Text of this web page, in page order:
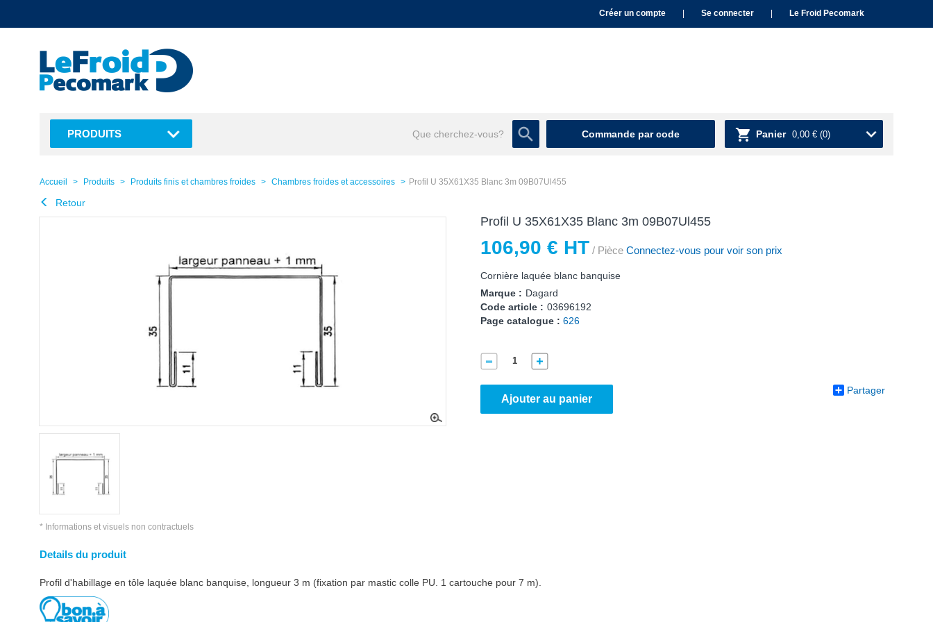
Créer un compte Se connecter Le Froid Pecomark
Commande par code Panier 0,00 € (0)
PRODUITS
Accueil Produits Produits finis et chambres froides Chambres froides et accessoires Profil U 35X61X35 Blanc 3m 09B07Ul455
Retour
* Informations et visuels non contractuels
Details du produit
Profil U 35X61X35 Blanc 3m 09B07Ul455
106,90 € HT / Pièce Connectez-vous pour voir son prix
Cornière laquée blanc banquise
Marque : Dagard
Code article : 03696192
Page catalogue : 626
Ajouter au panier
Partager
Profil d'habillage en tôle laquée blanc banquise, longueur 3 m (fixation par mastic colle PU. 1 cartouche pour 7 m).